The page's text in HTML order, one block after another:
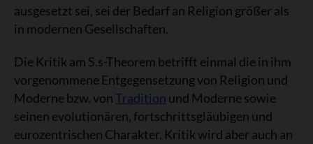
ausgesetzt sei, sei der Bedarf an Religion größer als
in modernen Gesellschaften.
Die Kritik am S.s-Theorem betrifft einmal die in ihm
vorgenommene Entgegensetzung von Religion und
Moderne bzw. vonTradition und Moderne sowie
seinen evolutionären, fortschrittsgläubigen und
eurozentrischen Charakter. Kritik wird aber auch an